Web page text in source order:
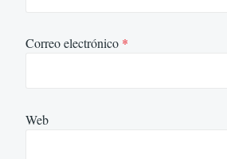
Correo electrónico *
Web